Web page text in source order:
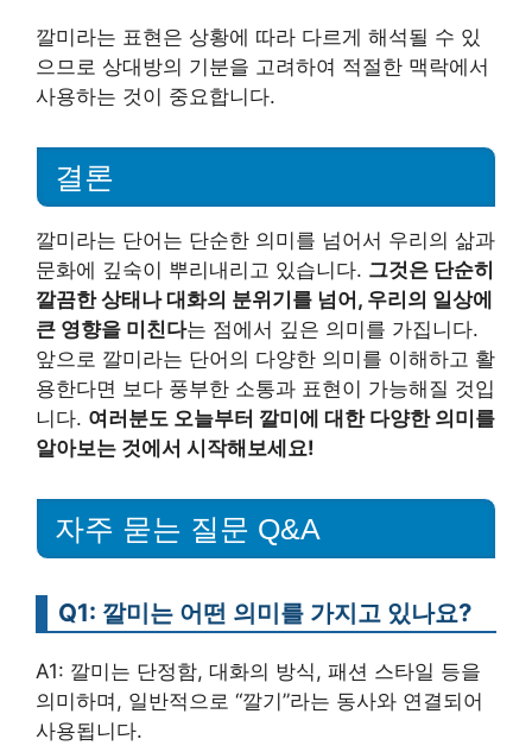
깔미라는 표현은 상황에 따라 다르게 해석될 수 있
으므로 상대방의 기분을 고려하여 적절한 맥락에서
사용하는 것이 중요합니다.
결론
깔미라는 단어는 단순한 의미를 넘어서 우리의 삶과
문화에 깊숙이 뿌리내리고 있습니다. 그것은 단순히
깔끔한 상태나 대화의 분위기를 넘어, 우리의 일상에
큰 영향을 미친다는 점에서 깊은 의미를 가집니다.
앞으로 깔미라는 단어의 다양한 의미를 이해하고 활
용한다면 보다 풍부한 소통과 표현이 가능해질 것입
니다. 여러분도 오늘부터 깔미에 대한 다양한 의미를
알아보는 것에서 시작해보세요!
자주 묻는 질문 Q&A
Q1: 깔미는 어떤 의미를 가지고 있나요?
A1: 깔미는 단정함, 대화의 방식, 패션 스타일 등을
의미하며, 일반적으로 “깔기”라는 동사와 연결되어
사용됩니다.